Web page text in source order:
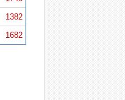
1382
1682